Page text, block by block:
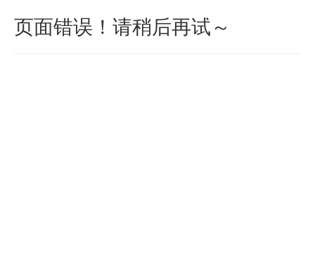
页面错误！请稍后再试～